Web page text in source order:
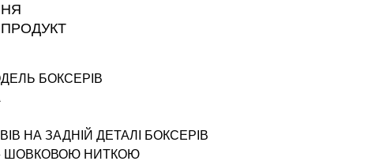
БОКСЕРІВ
НА ЗАДНІЙ ДЕТАЛІ БОКСЕРІВ
ШОВКОВОЮ НИТКОЮ